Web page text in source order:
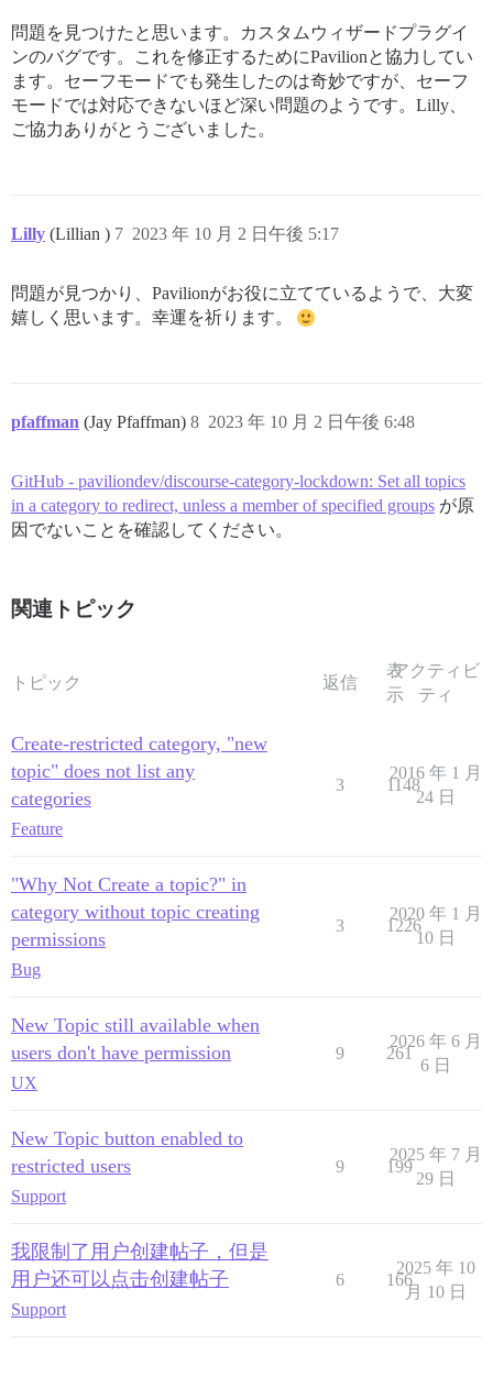
問題を見つけたと思います。カスタムウィザードプラグイ
ンのバグです。これを修正するためにPavilionと協力してい
ます。セーフモードでも発生したのは奇妙ですが、セーフ
モードでは対応できないほど深い問題のようです。Lilly、
ご協力ありがとうございました。
Lilly (Lillian ) 2023 年 10 月 2 日午後 5:17
7
問題が見つかり、Pavilionがお役に立てているようで、大変
嬉しく思います。幸運を祈ります。
pfaffman (Jay Pfaffman) 2023 年 10 月 2 日午後 6:48
8
GitHub - paviliondev/discourse-category-lockdown: Set all topics
in a category to redirect, unless a member of specified groups が原
因でないことを確認してください。
関連トピック
トピック 返信
表
示
アクティビ
ティ
Create-restricted category, "new
topic" does not list any
categories
Feature
3 1148
2016 年 1 月
24 日
"Why Not Create a topic?" in
category without topic creating
permissions
Bug
3 1226
2020 年 1 月
10 日
New Topic still available when
users don't have permission
UX
9 261
2026 年 6 月
6 日
New Topic button enabled to
restricted users
Support
9 199
2025 年 7 月
29 日
我限制了用户创建帖子，但是
用户还可以点击创建帖子
Support
6 166
2025 年 10
月 10 日